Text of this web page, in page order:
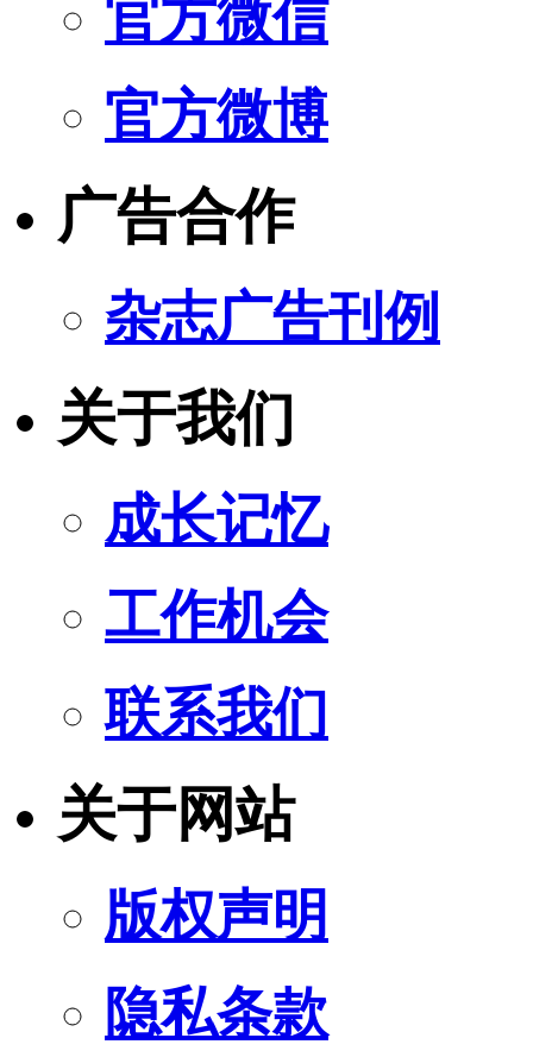
官方微信
官方微博
广告合作
杂志广告刊例
关于我们
成长记忆
工作机会
联系我们
关于网站
版权声明
隐私条款